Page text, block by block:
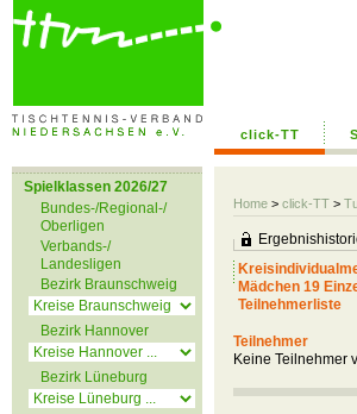
click-TT
Home > click-TT >
Spielklassen 2026/27
Bundes-/Regional-/
Oberligen
Verbands-/
Landesligen
Bezirk Braunschweig
Bezirk Hannover
Bezirk Lüneburg
Mädchen 19
Teilnehmerliste
Teilnehmer
Keine Teilnehmer